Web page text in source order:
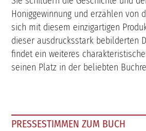
Honiggewinnung und erzählen von
sich mit diesem einzigartigen
dieser ausdrucksstark bebilderten
findet ein weiteres
seinen Platz in der beliebten
PRESSESTIMMEN ZUM BUCH